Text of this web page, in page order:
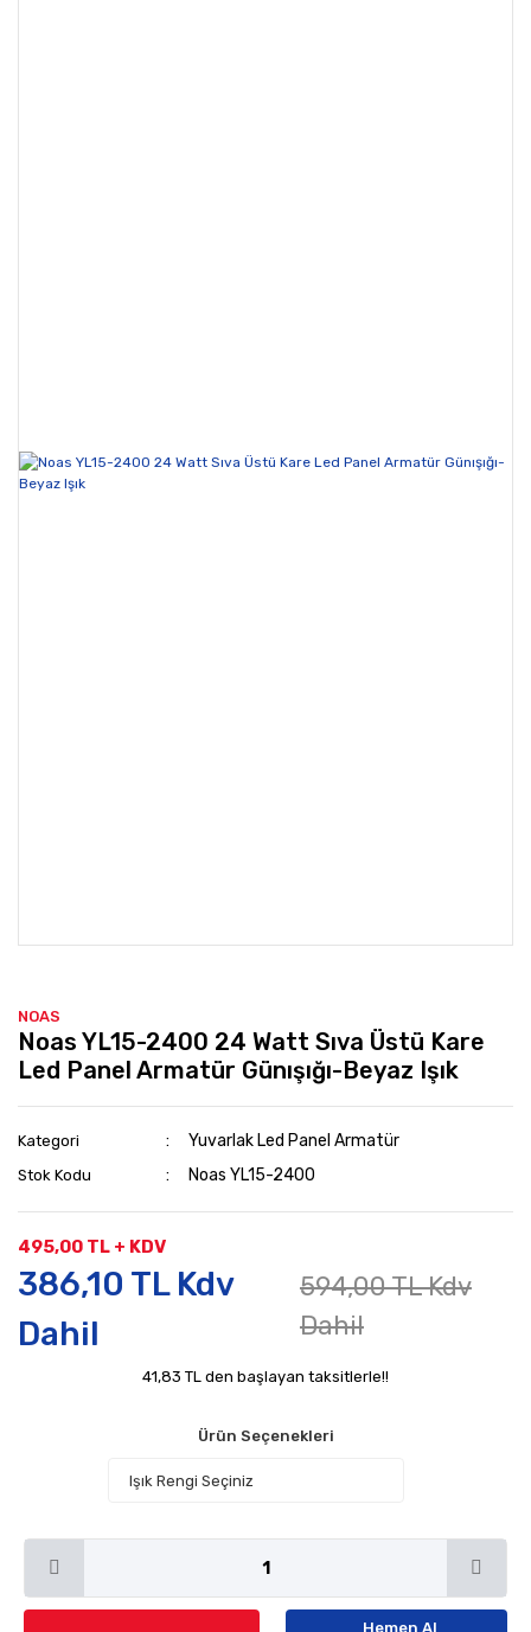
NOAS
Noas YL15-2400 24 Watt Sıva Üstü Kare
Led Panel Armatür Günışığı-Beyaz Işık
Kategori Yuvarlak Led Panel Armatür
Stok Kodu Noas YL15-2400
495,00 TL + KDV
386,10 TL Kdv
Dahil
594,00 TL Kdv
Dahil
41,83 TL den başlayan taksitlerle!!
Ürün Seçenekleri
Hemen Al